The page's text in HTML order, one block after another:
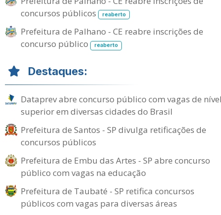
concursos públicos
reaberto
Prefeitura de Palhano - CE reabre inscrições de
concurso público
reaberto
Destaques:
Dataprev abre concurso público com vagas de
superior em diversas cidades do Brasil
Prefeitura de Santos - SP divulga retificações de
concursos públicos
Prefeitura de Embu das Artes - SP abre concurso
público com vagas na educação
Prefeitura de Taubaté - SP retifica concursos
públicos com vagas para diversas áreas